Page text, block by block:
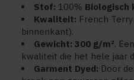
Stof: 100% Biologisch
Kwaliteit: French
binnenkant).
Gewicht: 300 g/m².
kwaliteit die het hele jaar
Garment Dyed: Door